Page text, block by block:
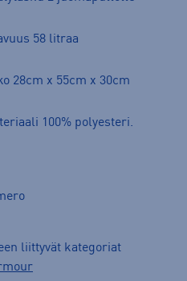
58 litraa
28cm x 55cm x 30cm
100% polyesteri.
liittyvät kategoriat